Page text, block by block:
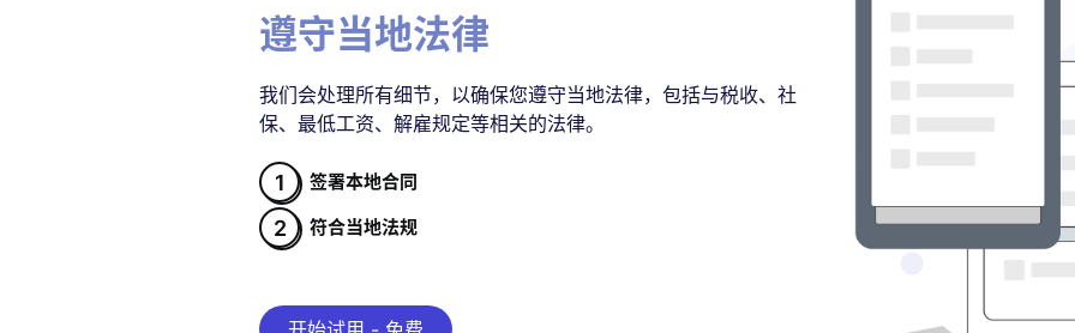
遵守当地法律
我们会处理所有细节，以确保您遵守当地法律，包括与税收、社
保、最低工资、解雇规定等相关的法律。
1 签署本地合同
2 符合当地法规